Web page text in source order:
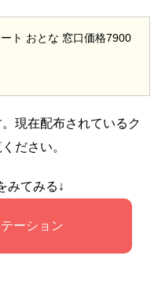
ト おとな 窓口価格7900
現在配布されているク
ださい。
みてみる↓
ーション